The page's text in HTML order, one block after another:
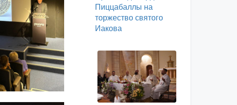
Пиццабаллы на
торжество святого
Иакова